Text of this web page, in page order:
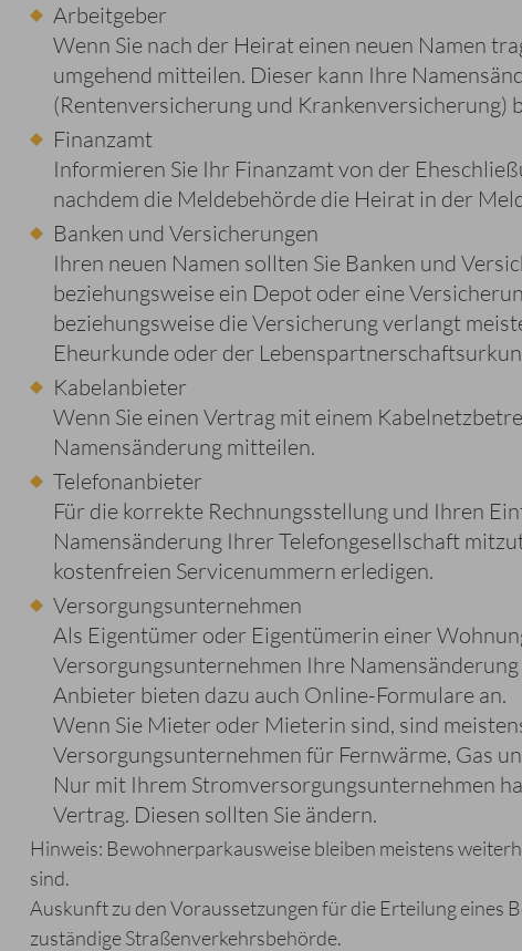
Arbeitgeber
Wenn Sie nach der Heirat einen neuen Namen
umgehend mitteilen. Dieser kann Ihre
(Rentenversicherung und Krankenversicherung)
Finanzamt
Informieren Sie Ihr Finanzamt von der
nachdem die Meldebehörde die Heirat in der
Banken und Versicherungen
Ihren neuen Namen sollten Sie Banken und
beziehungsweise ein Depot oder eine
beziehungsweise die Versicherung verlangt
Eheurkunde oder der
Kabelanbieter
Wenn Sie einen Vertrag mit einem
Namensänderung mitteilen.
Telefonanbieter
Für die korrekte Rechnungsstellung und Ihren
Namensänderung Ihrer Telefongesellschaft
kostenfreien Servicenummern erledigen.
Versorgungsunternehmen
Als Eigentümer oder Eigentümerin einer
Versorgungsunternehmen Ihre
Anbieter bieten dazu auch Online-Formulare an.
Wenn Sie Mieter oder Mieterin sind, sind
Versorgungsunternehmen für Fernwärme, Gas
Nur mit Ihrem Stromversorgungsunternehmen
Vertrag. Diesen sollten Sie ändern.
Hinweis: Bewohnerparkausweise bleiben meistens
sind.
Auskunft zu den Voraussetzungen für die Erteilung
zuständige Straßenverkehrsbehörde.